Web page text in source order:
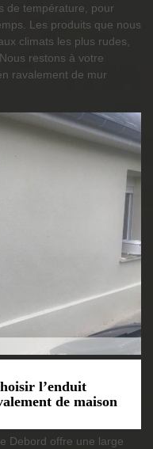
de température, pour
Les produits que nous
climats les plus rudes,
restons à votre
ravalement de mur
l’enduit
de maison
Debord offre une large